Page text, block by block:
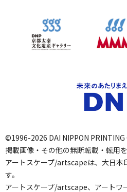
©1996-2026 DAI NIPPON PRINTING
掲載画像・その他の無断転載・転用を
アートスケープ/artscapeは、大日本
す。
アートスケープ/artscape、アート